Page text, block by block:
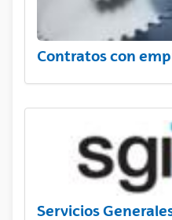
Contratos con
Servicios